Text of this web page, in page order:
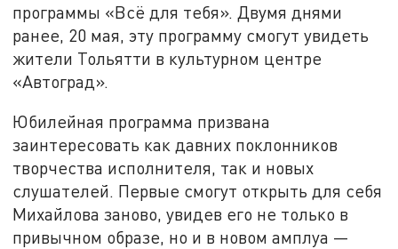
программы «Всё для тебя». Двумя днями
ранее, 20 мая, эту программу смогут увидеть
жители Тольятти в культурном центре
«Автоград».
Юбилейная программа призвана
заинтересовать как давних поклонников
творчества исполнителя, так и новых
слушателей. Первые смогут открыть для себя
Михайлова заново, увидев его не только в
привычном образе, но и в новом амплуа —